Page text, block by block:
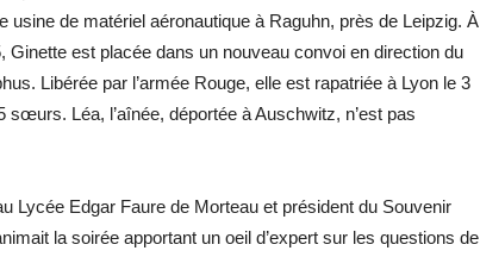
usine de matériel aéronautique à Raguhn, près de Leipzig. À
Ginette est placée dans un nouveau convoi en direction du
Libérée par l’armée Rouge, elle est rapatriée à Lyon le 3
Léa, l’aînée, déportée à Auschwitz, n’est pas
Lycée Edgar Faure de Morteau et président du Souvenir
la soirée apportant un oeil d’expert sur les questions de